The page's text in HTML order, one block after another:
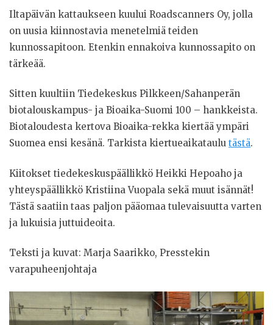
Iltapäivän kattaukseen kuului Roadscanners Oy, jolla
on uusia kiinnostavia menetelmiä teiden
kunnossapitoon. Etenkin ennakoiva kunnossapito on
tärkeää.
Sitten kuultiin Tiedekeskus Pilkkeen/Sahanperän
biotalouskampus- ja Bioaika-Suomi 100 – hankkeista.
Biotaloudesta kertova Bioaika-rekka kiertää ympäri
Suomea ensi kesänä. Tarkista kiertueaikataulu tästä.
Kiitokset tiedekeskuspäällikkö Heikki Hepoaho ja
yhteyspäällikkö Kristiina Vuopala sekä muut isännät!
Tästä saatiin taas paljon pääomaa tulevaisuutta varten
ja lukuisia juttuideoita.
Teksti ja kuvat: Marja Saarikko, Presstekin
varapuheenjohtaja